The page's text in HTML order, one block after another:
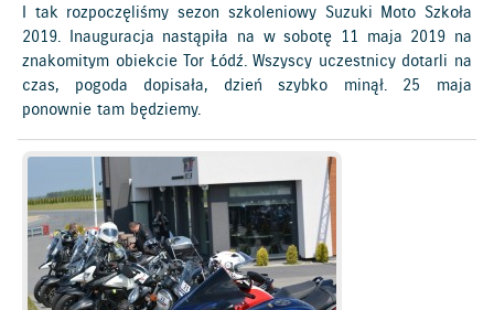
I tak rozpoczęliśmy sezon szkoleniowy Suzuki Moto Szkoła
2019. Inauguracja nastąpiła na w sobotę 11 maja 2019 na
znakomitym obiekcie Tor Łódź. Wszyscy uczestnicy dotarli na
czas, pogoda dopisała, dzień szybko minął. 25 maja
ponownie tam będziemy.